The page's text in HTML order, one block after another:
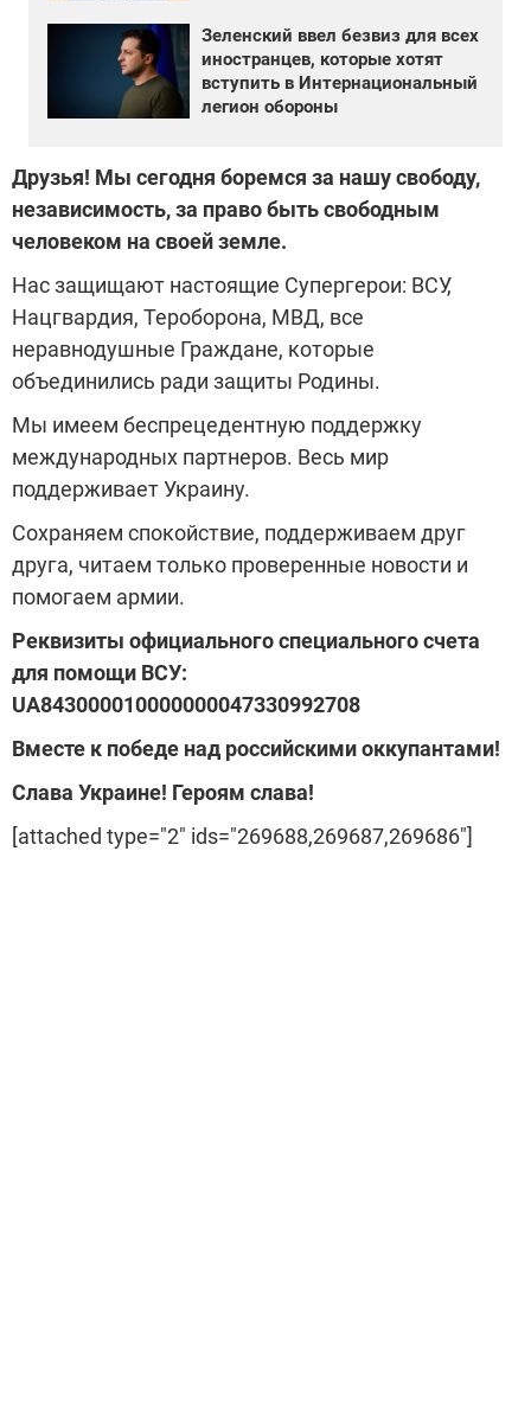
Зеленский ввел безвиз для всех
иностранцев, которые хотят
вступить в Интернациональный
легион обороны
Друзья! Мы сегодня боремся за нашу свободу,
независимость, за право быть свободным
человеком на своей земле.
Нас защищают настоящие Супергерои: ВСУ,
Нацгвардия, Тероборона, МВД, все
неравнодушные Граждане, которые
объединились ради защиты Родины.
Мы имеем беспрецедентную поддержку
международных партнеров. Весь мир
поддерживает Украину.
Сохраняем спокойствие, поддерживаем друг
друга, читаем только проверенные новости и
помогаем армии.
Реквизиты официального специального счета
для помощи ВСУ:
UA843000010000000047330992708
Вместе к победе над российскими оккупантами!
Слава Украине! Героям слава!
[attached type="2" ids="269688,269687,269686"]